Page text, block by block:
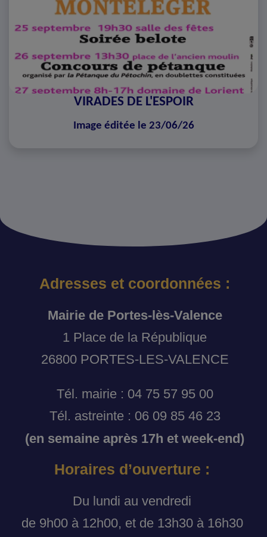
VIRADES DE L'ESPOIR
Image éditée le 23/06/26
Adresses et coordonnées :
Mairie de Portes-lès-Valence
1 Place de la République
26800 PORTES-LES-VALENCE
Tél. mairie : 04 75 57 95 00
Tél. astreinte : 06 09 85 46 23
(en semaine après 17h et week-end)
Horaires d’ouverture :
Du lundi au vendredi
de 9h00 à 12h00, et de 13h30 à 16h30